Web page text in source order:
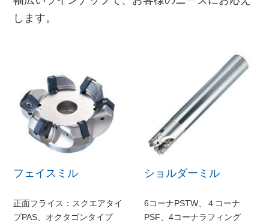
します。
フェイスミル
正面フライス：スクエアタイ
プPAS、オクタゴンタイプ
ショルダーミル
6コーナPSTW、４コーナ
PSF、4コーナラフィング